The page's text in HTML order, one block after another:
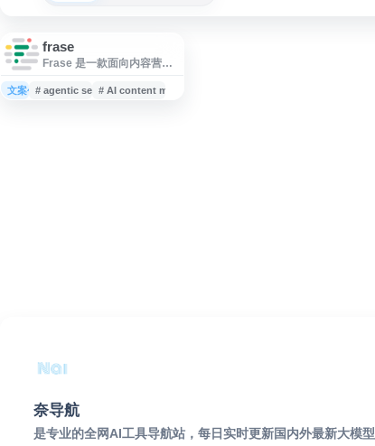
frase
Frase 是一款面向内容营销
GEO 平台，提供市场研究、
文案创作# agentic search marketing# AI content marketing platform
奈导航
是专业的全网AI工具导航站，每日实时更新国内外最新大模型